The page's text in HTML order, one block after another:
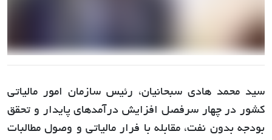
سید محمد هادی سبحانیان، رئیس سازمان امور مالیاتی
کشور در چهار سرفصل افزایش درآمدهای پایدار و تحقق
بودجه بدون نفت، مقابله با فرار مالیاتی و وصول مطالبات